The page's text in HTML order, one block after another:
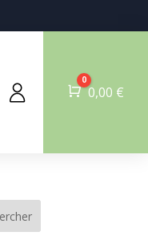
Panier
0
0,00 €